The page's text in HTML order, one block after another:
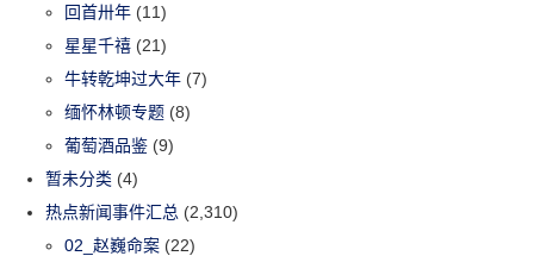
回首卅年 (11)
星星千禧 (21)
牛转乾坤过大年 (7)
缅怀林顿专题 (8)
葡萄酒品鉴 (9)
暂未分类 (4)
热点新闻事件汇总 (2,310)
02_赵巍命案 (22)